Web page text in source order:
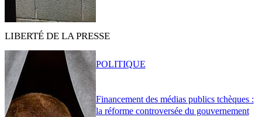
LIBERTÉ DE LA PRESSE
Financement des médias publics tchèques :
la réforme controversée du gouvernement
POLITIQUE